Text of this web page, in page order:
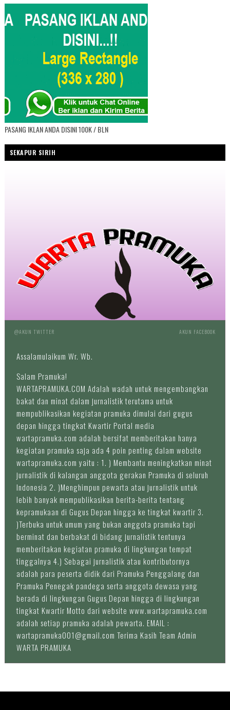
PASANG IKLAN ANDA DISINI 100K / BLN
SEKAPUR SIRIH
@AKUN TWITTER AKUN FACEBOOK
Assalamulaikum Wr. Wb.
Salam Pramuka!
WARTAPRAMUKA.COM Adalah wadah untuk mengembangkan
bakat dan minat dalam jurnalistik terutama untuk
mempublikasikan kegiatan pramuka dimulai dari gugus
depan hingga tingkat Kwartir Portal media
wartapramuka.com adalah bersifat memberitakan hanya
kegiatan pramuka saja ada 4 poin penting dalam website
wartapramuka.com yaitu : 1. ) Membantu meningkatkan minat
jurnalistik di kalangan anggota gerakan Pramuka di seluruh
Indonesia 2. )Menghimpun pewarta atau jurnalistik untuk
lebih banyak mempublikasikan berita-berita tentang
kepramukaan di Gugus Depan hingga ke tingkat kwartir 3.
)Terbuka untuk umum yang bukan anggota pramuka tapi
berminat dan berbakat di bidang jurnalistik tentunya
memberitakan kegiatan pramuka di lingkungan tempat
tinggalnya 4.) Sebagai jurnalistik atau kontributornya
adalah para peserta didik dari Pramuka Penggalang dan
Pramuka Penegak pandega serta anggota dewasa yang
berada di lingkungan Gugus Depan hingga di lingkungan
tingkat Kwartir Motto dari website www.wartapramuka.com
adalah setiap pramuka adalah pewarta. EMAIL :
wartapramuka001@gmail.com Terima Kasih Team Admin
WARTA PRAMUKA